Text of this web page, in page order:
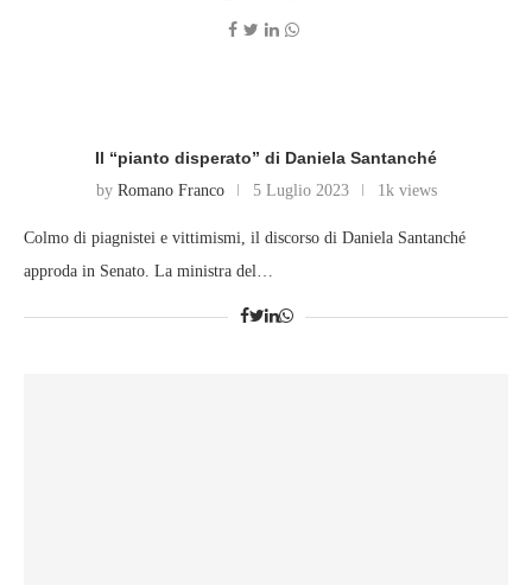
Il “pianto disperato” di Daniela Santanché
by Romano Franco 5 Luglio 2023 1k views
Colmo di piagnistei e vittimismi, il discorso di Daniela Santanché
approda in Senato. La ministra del…